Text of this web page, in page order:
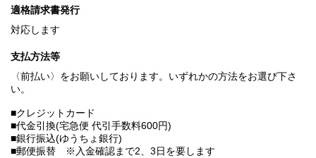
適格請求書発行
対応します
支払方法等
〈前払い〉をお願いしております。いずれかの方法をお選び下さ
い。
■クレジットカード
■代金引換(宅急便 代引手数料600円)
■銀行振込(ゆうちょ銀行)
■郵便振替 ※入金確認まで2、3日を要します